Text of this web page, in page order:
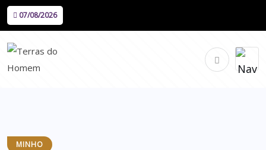
07/08/2026
MINHO